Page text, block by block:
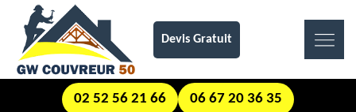
Devis Gratuit
02 52 56 21 66 06 67 20 36 35